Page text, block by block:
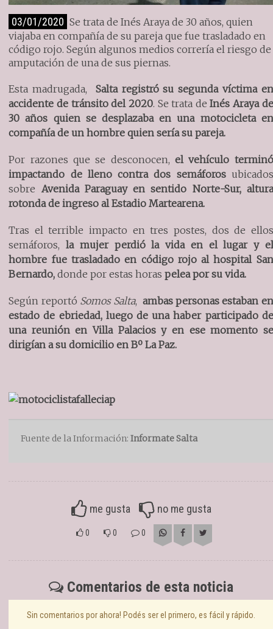
03/01/2020 Se trata de Inés Araya de 30 años, quien
viajaba en compañía de su pareja que fue trasladado en
código rojo. Según algunos medios correría el riesgo de
amputación de una de sus piernas.
Esta madrugada, Salta registró su segunda víctima en
accidente de tránsito del 2020. Se trata de Inés Araya de
30 años quien se desplazaba en una motocicleta en
compañía de un hombre quien sería su pareja.
Por razones que se desconocen,el vehículo terminó
impactando de lleno contra dos semáforosubicados
sobre Avenida Paraguay en sentido Norte-Sur, altura
rotonda de ingreso al Estadio Martearena.
Tras el terrible impacto en tres postes, dos de ellos
semáforos, la mujer perdió la vida en el lugar y el
hombre fue trasladado en código rojo al hospital San
Bernardo,donde por estas horaspelea por su vida.
Según reportó Somos Salta, ambas personas estaban en
estado de ebriedad, luego de una haber participado de
una reunión en Villa Palacios y en ese momento se
dirigían a su domicilio en Bº La Paz.
Fuente de la Información:Informate Salta
me gusta no me gusta
0 0 0
Comentarios de esta noticia
Sin comentarios por ahora! Podés ser el primero, es fácil y rápido.